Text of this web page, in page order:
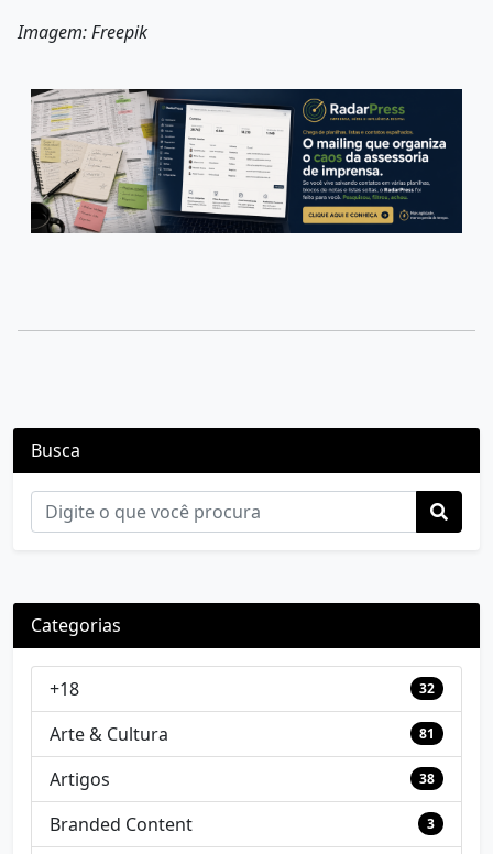
Imagem: Freepik
Busca
Categorias
+18 32
Arte & Cultura 81
Artigos 38
Branded Content 3